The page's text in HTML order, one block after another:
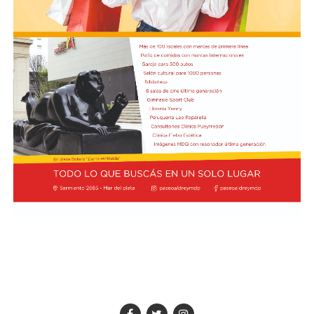
2004 durante el Congreso Agustiniano de Teología, y
desde entonces, el estadounidense ha regresado al país
en marzo de 2013.
"Varias veces tuve ocasión de conocerle y hablar con él",
recordó Prevost sobre Bergoglio. Ahora, como Papa,
regresará a la Argentina con San Lorenzo a la
expectativa de una decisión del Vaticano que podría
quedar grabada en la historia del club.
La autorización militar ocurre en un contexto de
fricción diplomática originada por las declaraciones
de Javier Milei hacia su par brasileño, Lula da Silva. Esta
situación derivó en el retiro del embajador brasileño en
Buenos Aires, Julio Bitelli.
Desde el Palacio del Planalto, el canciller Mauro
Vieira calificó los insultos del mandatario argentino
como "graves e inaceptables". Por su parte, Brasil decidió
reducir su representación en el país al nivel de
encargado de negocios.
Quirno afirmó en conferencia de prensa